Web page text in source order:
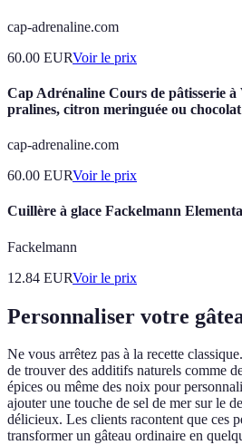
cap-adrenaline.com
60.00 EURVoir le prix
Cap Adrénaline Cours de pâtisserie
pralines, citron meringuée ou chocolat
cap-adrenaline.com
60.00 EURVoir le prix
Cuillère à glace Fackelmann
Fackelmann
12.84 EURVoir le prix
Personnaliser votre
Ne vous arrêtez pas à la recette
de trouver des additifs naturels comme
épices ou même des noix pour
ajouter une touche de sel de mer sur le
délicieux. Les clients racontent que ces
transformer un gâteau ordinaire en